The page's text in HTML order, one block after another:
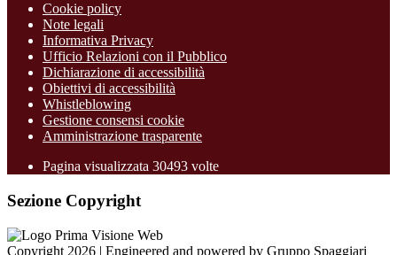
Cookie policy
Note legali
Informativa Privacy
Ufficio Relazioni con il Pubblico
Dichiarazione di accessibilità
Obiettivi di accessibilità
Whistleblowing
Gestione consensi cookie
Amministrazione trasparente
Pagina visualizzata 30493 volte
Sezione Copyright
Copyright 2026 | Engineered and powered by Gruppo Spaggiari